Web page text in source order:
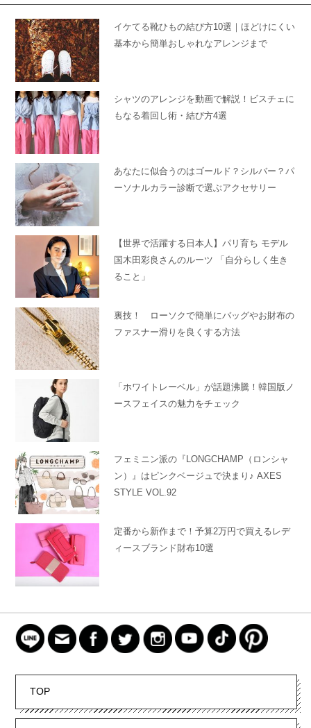
イケてる靴ひもの結び方10選｜ほどけにくい
基本から簡単おしゃれなアレンジまで
シャツのアレンジを動画で解説！ビスチェに
もなる着回し術・結び方4選
あなたに似合うのはゴールド？シルバー？パ
ーソナルカラー診断で選ぶアクセサリー
【世界で活躍する日本人】パリ育ち モデル
国木田彩良さんのルーツ 「自分らしく生き
ること」
裏技！ ローソクで簡単にバッグやお財布の
ファスナー滑りを良くする方法
「ホワイトレーベル」が話題沸騰！韓国版ノ
ースフェイスの魅力をチェック
フェミニン派の『LONGCHAMP（ロンシャ
ン）』はピンクベージュで決まり♪ AXES
STYLE VOL.92
定番から新作まで！予算2万円で買えるレデ
ィースブランド財布10選
TOP